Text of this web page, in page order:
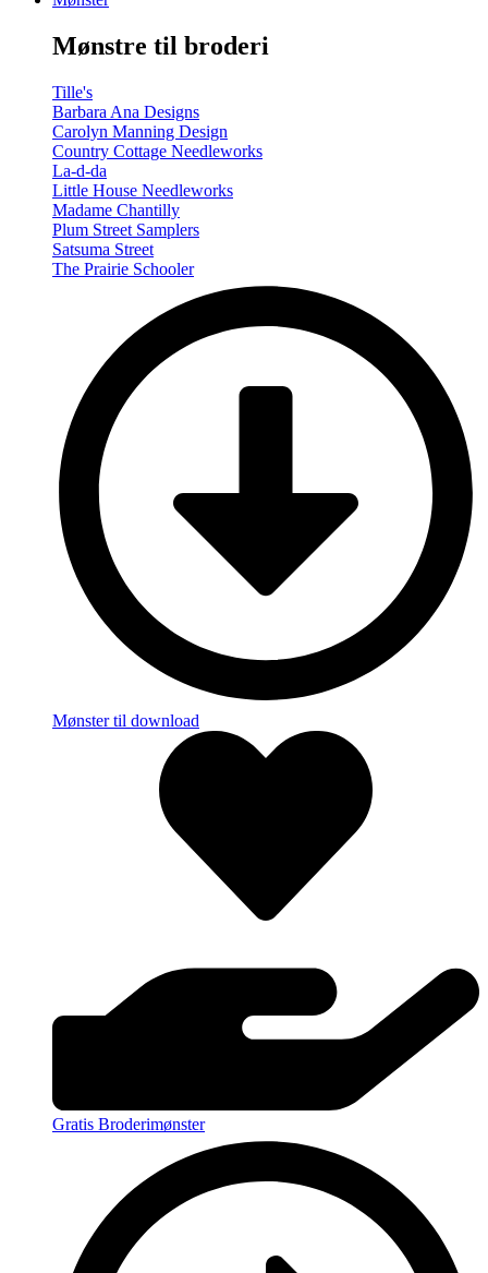
(Volume
Mønstre til broderi
Tille's
Barbara Ana Designs
Carolyn Manning Design
Country Cottage Needleworks
La-d-da
Little House Needleworks
Madame Chantilly
Plum Street Samplers
Satsuma Street
The Prairie Schooler
Mønster til download
Gratis Broderimønster